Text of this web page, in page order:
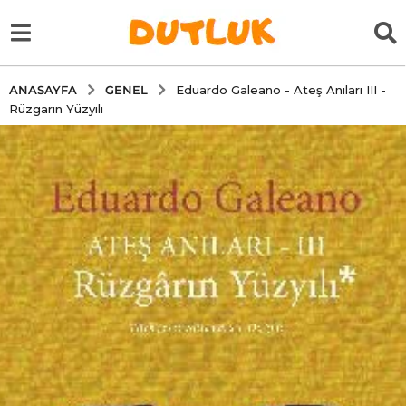
ANASAYFA GENEL
Eduardo Galeano - Ateş Anıları III -
Rüzgarın Yüzyılı